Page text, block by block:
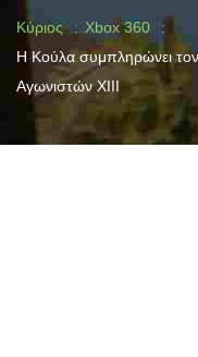
Κύριος
Xbox 360
Η Κούλα συμπληρώνει
Αγωνιστών XIII